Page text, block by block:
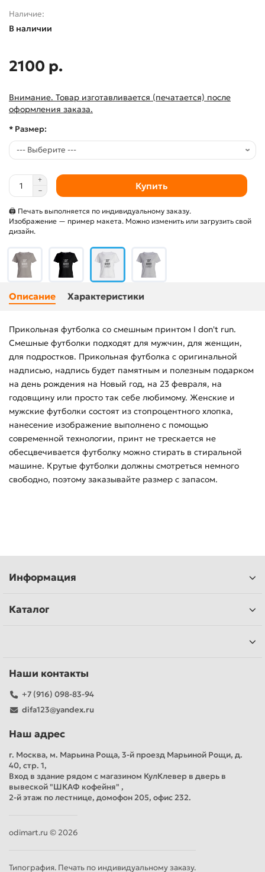
Наличие:
В наличии
2100 р.
Внимание. Товар изготавливается (печатается) после
оформления заказа.
* Размер:
Купить
🖨 Печать выполняется по индивидуальному заказу.
Изображение — пример макета. Можно изменить или загрузить свой
дизайн.
Описание Характеристики
Прикольная футболка со смешным принтом I don't run.
Смешные футболки подходят для мужчин, для женщин,
для подростков. Прикольная футболка с оригинальной
надписью, надпись будет памятным и полезным подарком
на день рождения на Новый год, на 23 февраля, на
годовщину или просто так себе любимому. Женские и
мужские футболки состоят из стопроцентного хлопка,
нанесение изображение выполнено с помощью
современной технологии, принт не трескается не
обесцвечивается футболку можно стирать в стиральной
машине. Крутые футболки должны смотреться немного
свободно, поэтому заказывайте размер с запасом.
Информация
Каталог
Наши контакты
+7 (916) 098-83-94
difa123@yandex.ru
Наш адрес
г. Москва, м. Марьина Роща, 3-й проезд Марьиной Рощи, д.
40, стр. 1,
Вход в здание рядом с магазином КулКлевер в дверь в
вывеской "ШКАФ кофейня" ,
2-й этаж по лестнице, домофон 205, офис 232.
odimart.ru © 2026
Типография. Печать по индивидуальному заказу.